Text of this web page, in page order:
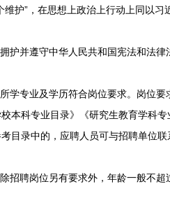
维护”，在思想上政治上行动上同以习
并遵守中华人民共和国宪法和法律
专业及学历符合岗位要求。岗位要
本科专业目录》《研究生教育学科
考目录中的，应聘人员可与招聘单位
聘岗位另有要求外，年龄一般不超